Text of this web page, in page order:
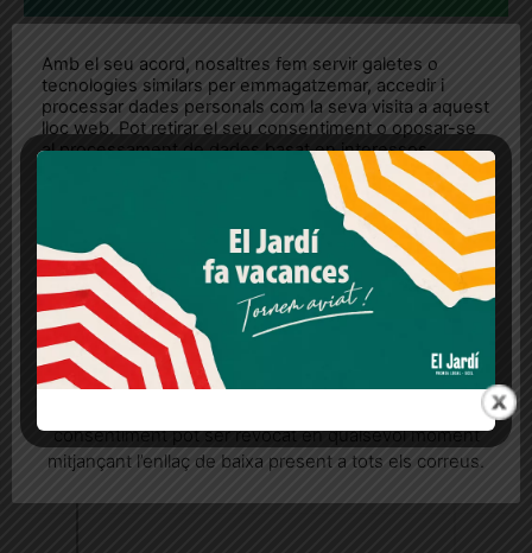
Amb el seu acord, nosaltres fem servir galetes o
tecnologies similars per emmagatzemar, accedir i
processar dades personals com la seva visita a aquest
lloc web. Pot retirar el seu consentiment o oposar-se
al processament de dades basat en interessos
legítims en qualsevol moment fent clic a "Ajustos de
cookies" o a la nostra Política de privacitat en aquest
lloc web. Si cliques "acceptar" dones el teu
Més informació Acceptar Rebutjar tot
Quan l’usuari crea un compte al Diari el Jardí, dona el
seu consentiment explícit per rebre comunicacions
consentiment pot ser revocat en qualsevol moment
mitjançant l’enllaç de baixa present a tots els correus.